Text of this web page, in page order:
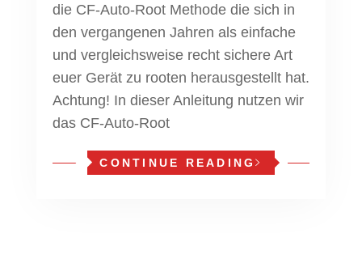
die CF-Auto-Root Methode die sich in
den vergangenen Jahren als einfache
und vergleichsweise recht sichere Art
euer Gerät zu rooten herausgestellt hat.
Achtung! In dieser Anleitung nutzen wir
das CF-Auto-Root
CONTINUE READING